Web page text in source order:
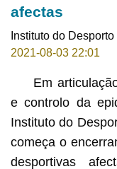
afectas
Instituto do Desporto
2021-08-03 22:01
Em
e controlo da
Instituto do
começa o
desportivas